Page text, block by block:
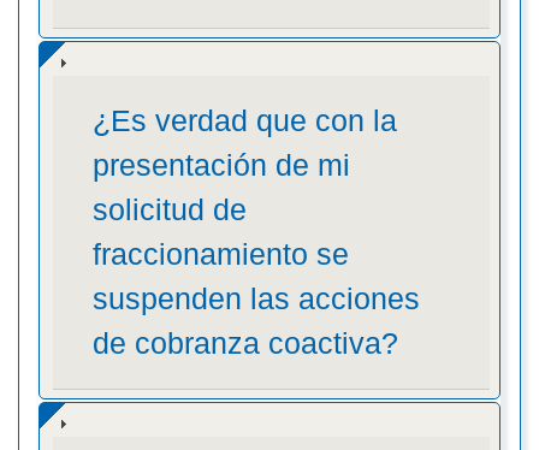
¿Es verdad que con la
presentación de mi
solicitud de
fraccionamiento se
suspenden las acciones
de cobranza coactiva?